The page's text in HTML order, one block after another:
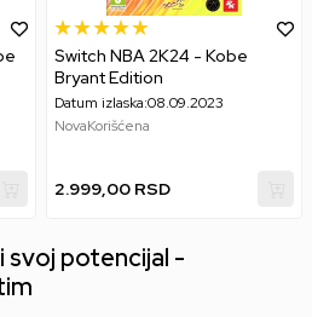
Switch NBA 2K24 - Kobe
Bryant Edition
Datum izlaska:08.09.2023
NovaKorišćena
2.999,00 RSD
svoj potencijal -